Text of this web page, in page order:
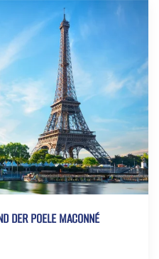
DER POELE MACONNÉ